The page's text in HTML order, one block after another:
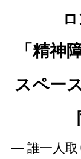
「精神
スペー
― 誰一人取